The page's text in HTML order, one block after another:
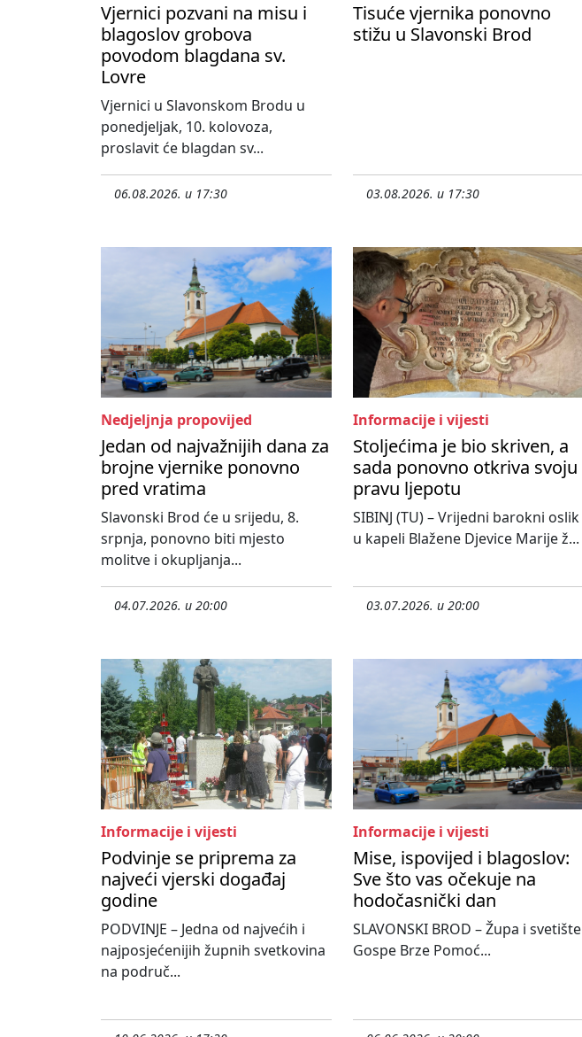
Vjernici pozvani na misu i
blagoslov grobova
povodom blagdana sv.
Lovre
Vjernici u Slavonskom Brodu u
ponedjeljak, 10. kolovoza,
proslavit će blagdan sv...
06.08.2026. u 17:30
Tisuće vjernika ponovno
stižu u Slavonski Brod
03.08.2026. u 17:30
Nedjeljnja propovijed
Jedan od najvažnijih dana za
brojne vjernike ponovno
pred vratima
Slavonski Brod će u srijedu, 8.
srpnja, ponovno biti mjesto
molitve i okupljanja...
04.07.2026. u 20:00
Informacije i vijesti
Stoljećima je bio skriven, a
sada ponovno otkriva svoju
pravu ljepotu
SIBINJ (TU) – Vrijedni barokni oslik
u kapeli Blažene Djevice Marije ž...
03.07.2026. u 20:00
Informacije i vijesti
Podvinje se priprema za
najveći vjerski događaj
godine
PODVINJE – Jedna od najvećih i
najposjećenijih župnih svetkovina
na područ...
Informacije i vijesti
Mise, ispovijed i blagoslov:
Sve što vas očekuje na
hodočasnički dan
SLAVONSKI BROD – Župa i svetište
Gospe Brze Pomoć...